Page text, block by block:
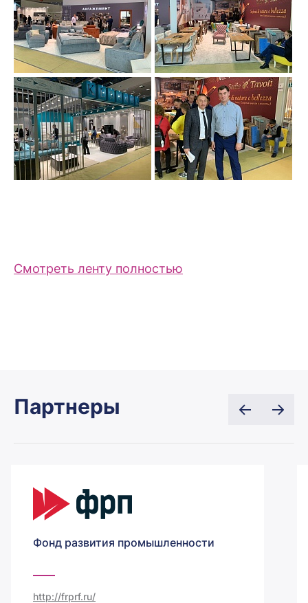
Смотреть ленту полностью
Партнеры
Фонд развития промышленности
http://frprf.ru/